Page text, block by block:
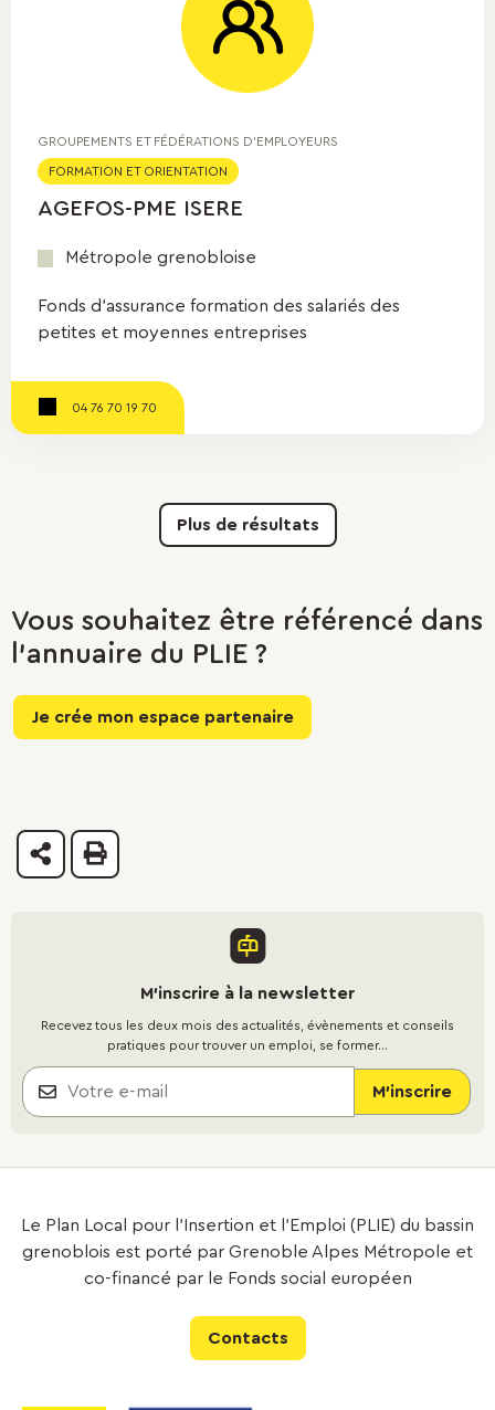
GROUPEMENTS ET FÉDÉRATIONS D'EMPLOYEURS
FORMATION ET ORIENTATION
AGEFOS-PME ISERE
Métropole grenobloise
Fonds d'assurance formation des salariés des
petites et moyennes entreprises
04 76 70 19 70
Plus de résultats
Vous souhaitez être référencé dans
l'annuaire du PLIE ?
Je crée mon espace partenaire
PartagerImprimer
M'inscrire à la newsletter
Recevez tous les deux mois des actualités, évènements et conseils
pratiques pour trouver un emploi, se former...
Le Plan Local pour l’Insertion et l’Emploi (PLIE) du bassin
grenoblois est porté par Grenoble Alpes Métropole et
co-financé par le Fonds social européen
Contacts